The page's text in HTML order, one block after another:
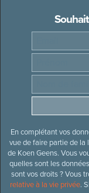
En complétant vos
vue de faire partie de la
de Koen Geens. Vous
quelles sont les
sont vos droits ? Vous
relative à la vie privée.